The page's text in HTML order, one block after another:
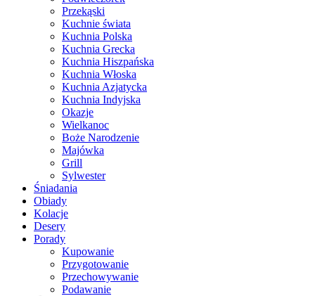
Przekąski
Kuchnie świata
Kuchnia Polska
Kuchnia Grecka
Kuchnia Hiszpańska
Kuchnia Włoska
Kuchnia Azjatycka
Kuchnia Indyjska
Okazje
Wielkanoc
Boże Narodzenie
Majówka
Grill
Sylwester
Śniadania
Obiady
Kolacje
Desery
Porady
Kupowanie
Przygotowanie
Przechowywanie
Podawanie